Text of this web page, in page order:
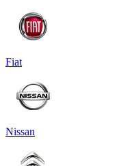
Fiat
Nissan